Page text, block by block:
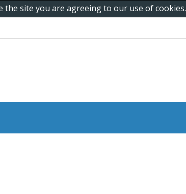
the site you are agreeing to our use of